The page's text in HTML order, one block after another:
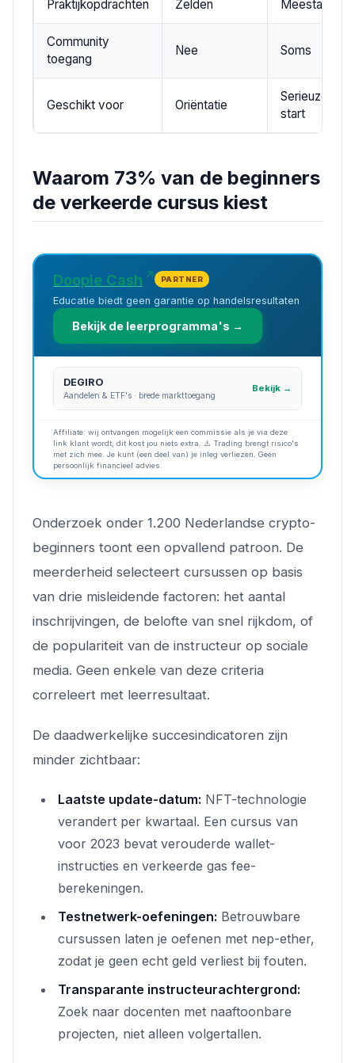
Praktijkopdrachten Zelden Meestal
Community
toegang
Nee Soms
Geschikt voor Oriëntatie
Serieuze
start
Waarom 73% van de beginners
de verkeerde cursus kiest
Doopie Cash PARTNER
Educatie biedt geen garantie op handelsresultaten
Bekijk de leerprogramma's →
DEGIRO
Aandelen & ETF's · brede markttoegang
Bekijk →
Affiliate: wij ontvangen mogelijk een commissie als je via deze
link klant wordt; dit kost jou niets extra. ⚠️ Trading brengt risico's
met zich mee. Je kunt (een deel van) je inleg verliezen. Geen
persoonlijk financieel advies.
Onderzoek onder 1.200 Nederlandse crypto-
beginners toont een opvallend patroon. De
meerderheid selecteert cursussen op basis
van drie misleidende factoren: het aantal
inschrijvingen, de belofte van snel rijkdom, of
de populariteit van de instructeur op sociale
media. Geen enkele van deze criteria
correleert met leerresultaat.
De daadwerkelijke succesindicatoren zijn
minder zichtbaar:
Laatste update-datum: NFT-technologie
verandert per kwartaal. Een cursus van
voor 2023 bevat verouderde wallet-
instructies en verkeerde gas fee-
berekeningen.
Testnetwerk-oefeningen: Betrouwbare
cursussen laten je oefenen met nep-ether,
zodat je geen echt geld verliest bij fouten.
Transparante instructeurachtergrond:
Zoek naar docenten met naaftoonbare
projecten, niet alleen volgertallen.